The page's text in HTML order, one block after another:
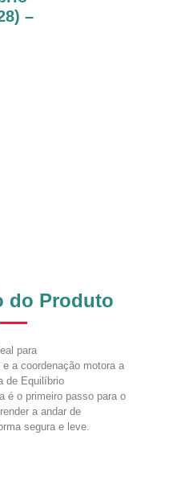
–
do Produto
para
a coordenação motora a
de Equilíbrio
é o primeiro passo para o
a andar de
segura e leve.